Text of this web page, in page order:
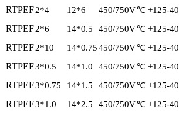
RTPEF2*4 12*6 450/750V℃ +125-40
RTPEF2*6 14*0.5 450/750V℃ +125-40
RTPEF2*10 14*0.75450/750V℃ +125-40
RTPEF3*0.5 14*1.0 450/750V℃ +125-40
RTPEF3*0.75 14*1.5 450/750V℃ +125-40
RTPEF3*1.0 14*2.5 450/750V℃ +125-40